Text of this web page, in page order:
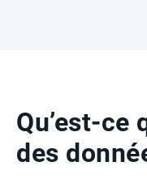
Qu’est-ce
des